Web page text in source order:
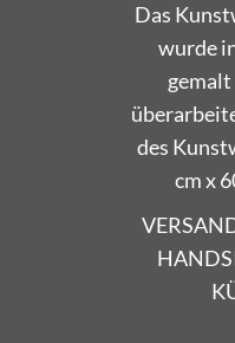
Das
wurde
des
cm x